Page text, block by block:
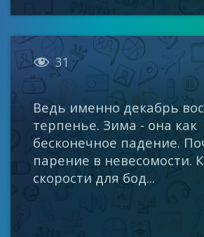
 31
Ведь именно декабрь
терпенье. Зима - она как
бесконечное падение.
парение в невесомости.
скорости для бод...